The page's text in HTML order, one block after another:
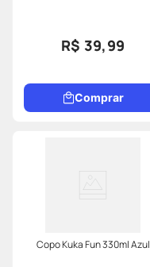
R$ 39,99
Comprar
Copo Kuka Fun 330ml Azul